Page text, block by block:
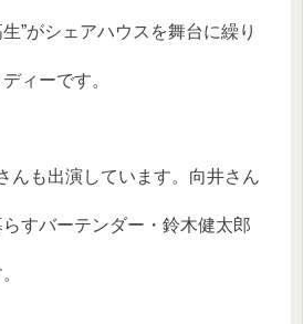
”がシェアハウスを舞台に繰り
ィーです。
んも出演しています。向井さん
すバーテンダー・鈴木健太郎